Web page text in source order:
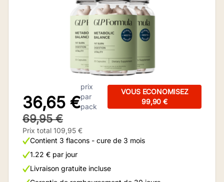
36,65 €
prix
par
pack
VOUS ECONOMISEZ
99,90 €
69,95 €
Prix total 109,95 €
Contient 3 flacons - cure de 3 mois
1.22 € par jour
Livraison gratuite incluse